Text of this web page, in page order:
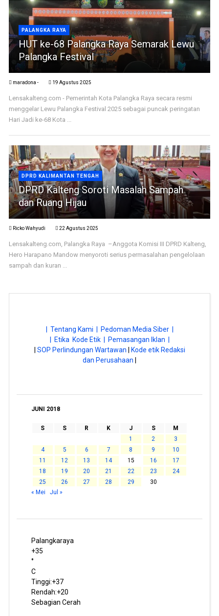
PALANGKA RAYA
HUT ke-68 Palangka Raya Semarak Lewu
Palangka Festival
maradona - 19 Agustus 2025
Lensakalteng.com - Pemerintah Kota Palangka Raya secara resmi
menggelar Lewu Palangka Festival 2025 sebagai puncak peringatan
Hari Jadi ke-68 Kota ...
DPRD KALIMANTAN TENGAH
DPRD Kalteng Soroti Masalah Sampah
dan Ruang Hijau
Ricko Wahyudi 22 Agustus 2025
Lensakalteng.com, Palangka Raya –Anggota Komisi III DPRD Kalteng,
Hero Harapano Mandow menyoroti serius permasalahan pengelolaan
sampah dan kuran ...
| Tentang Kami |
Pedoman Media Siber |
| Etika Kode Etik |
Pemasangan Iklan |
SOP Perlindungan Wartawan
Kode etik Redaksi
dan Perusahaan
JUNI 2018
S S R K J S
M
1
2
3
4
5 6 7 8 9
10
11
12 13 14 15 16
17
18
19 20 21 22 23
24
25
26 27 28 29
30
« Mei
Jul »
Palangkaraya
+35
°
C
Tinggi:+37
Rendah:+20
Sebagian Cerah